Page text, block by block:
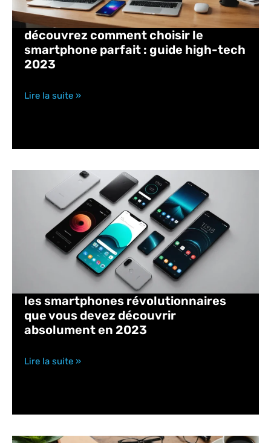
découvrez comment choisir le
smartphone parfait : guide high-tech
2023
Lire la suite »
les smartphones révolutionnaires
que vous devez découvrir
absolument en 2023
Lire la suite »